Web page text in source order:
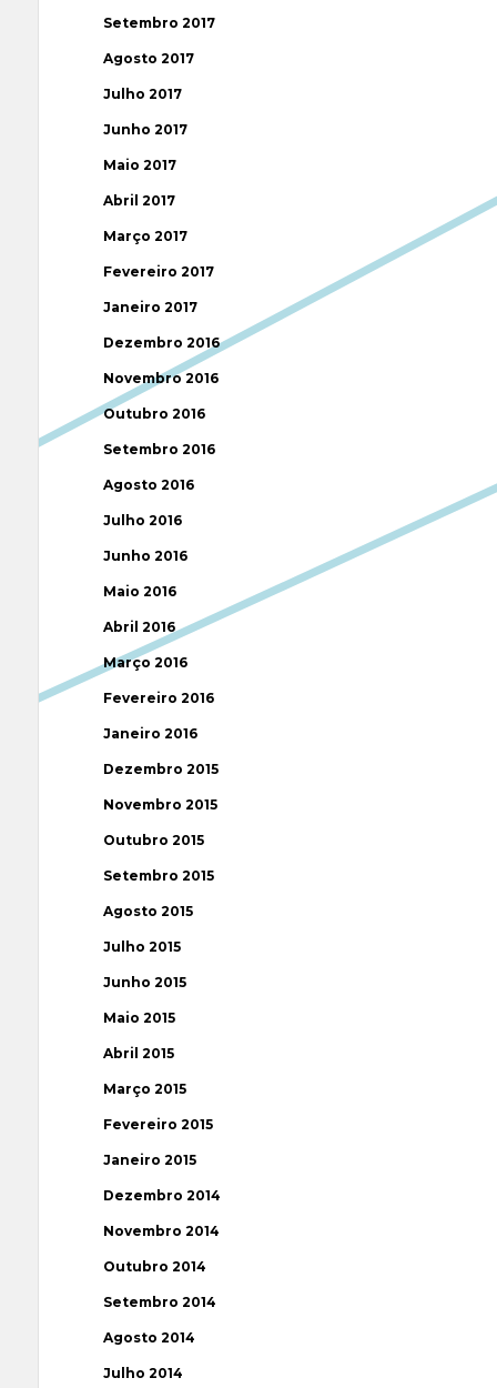
Setembro 2017
Agosto 2017
Julho 2017
Junho 2017
Maio 2017
Abril 2017
Março 2017
Fevereiro 2017
Janeiro 2017
Dezembro 2016
Novembro 2016
Outubro 2016
Setembro 2016
Agosto 2016
Julho 2016
Junho 2016
Maio 2016
Abril 2016
Março 2016
Fevereiro 2016
Janeiro 2016
Dezembro 2015
Novembro 2015
Outubro 2015
Setembro 2015
Agosto 2015
Julho 2015
Junho 2015
Maio 2015
Abril 2015
Março 2015
Fevereiro 2015
Janeiro 2015
Dezembro 2014
Novembro 2014
Outubro 2014
Setembro 2014
Agosto 2014
Julho 2014